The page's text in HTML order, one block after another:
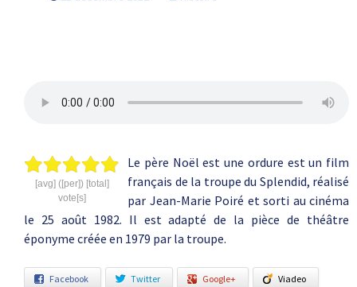
[avg] ([per]) [total]
vote[s]
Le père Noël est une ordure est un film
français de la troupe du Splendid, réalisé
par Jean-Marie Poiré et sorti au cinéma
le 25 août 1982. Il est adapté de la pièce de théâtre
éponyme créée en 1979 par la troupe.
Facebook Twitter Google+ Viadeo